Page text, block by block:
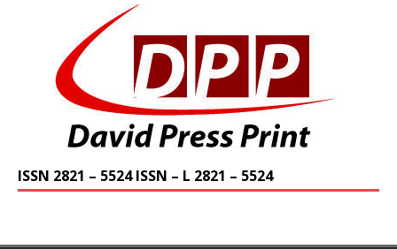
ISSN 2821 – 5524 ISSN – L 2821 – 5524